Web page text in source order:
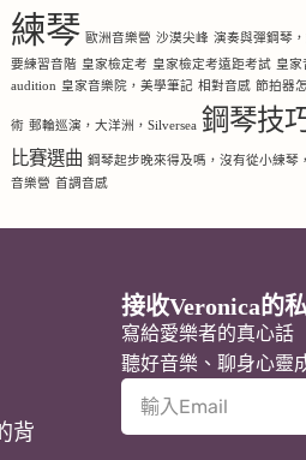
練琴 歐洲音樂營 沙漠尖峰 演奏與彈鋼琴
要練習音階 皇家檢定考 皇家檢定考遠距考試 皇家
audition 皇家音樂院，美學筆記 相對音感 節拍器
術 郵輪巡演，大洋洲，Silversea 鋼琴技
比賽選曲 鋼琴起步晚來得及嗎，沒有從小練琴，
音樂營 首調音感
背
接收Veronica的
寫給愛樂者的真心話
聽好音樂、聊身心靈